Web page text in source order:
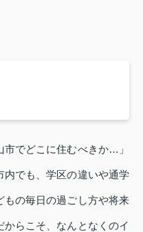
市でどこに住むべきか…」
内でも、学区の違いや通学
の毎日の過ごし方や将来
らこそ、なんとなくのイ